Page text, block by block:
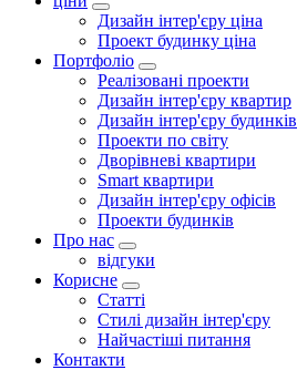
Дизайн інтер'єру ціна
Проект будинку ціна
Портфоліо
Реалізовані проекти
Дизайн інтер'єру квартир
Дизайн інтер'єру будинків
Проекти по світу
Дворівневі квартири
Smart квартири
Дизайн інтер'єру офісів
Проекти будинків
Про нас
відгуки
Корисне
Статті
Cтилі дизайн інтер'єру
Найчастіші питання
Контакти